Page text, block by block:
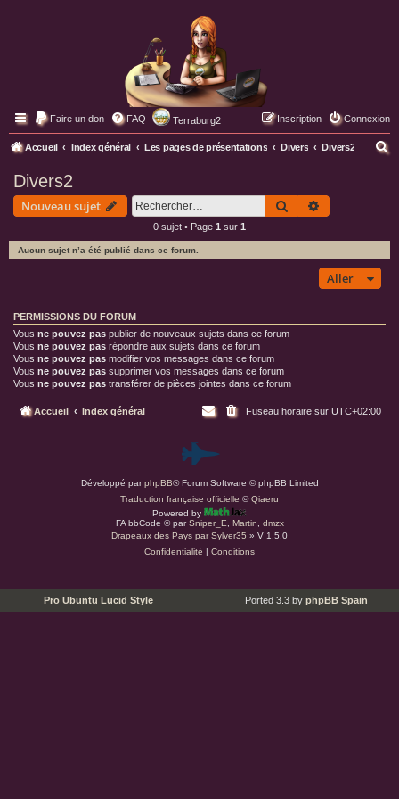
Pages web de Terraburg
Faire un don FAQ Terraburg2 Connexion
Inscription
Accueil Index général Les pages de présentations Divers Divers2
Divers2
Nouveau sujet Rechercher
0 sujet • Page 1 sur 1
Aucun sujet n’a été publié dans ce forum.
Aller
PERMISSIONS DU FORUM
Vous ne pouvez pas publier de nouveaux sujets dans ce forum
Vous ne pouvez pas répondre aux sujets dans ce forum
Vous ne pouvez pas modifier vos messages dans ce forum
Vous ne pouvez pas supprimer vos messages dans ce forum
Vous ne pouvez pas transférer de pièces jointes dans ce forum
Accueil Index général Fuseau horaire sur UTC+02:00
P
a
r
d
u
Développé parphpBB® Forum Software © phpBB Limited
Traduction française officielle ©Qiaeru
Powered by
FA bbCode ©parSniper_E Martin
dmzx
Drapeaux des Pays par Sylver35 » V 1.5.0
Confidentialité | Conditions
Pro Ubuntu Lucid Style Ported 3.3 by phpBB Spain